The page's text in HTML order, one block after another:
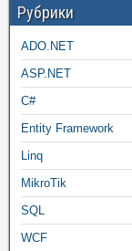
Рубрики
ADO.NET
ASP.NET
C#
Entity Framework
Linq
MikroTik
SQL
WCF